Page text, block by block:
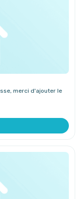
merci d'ajouter le